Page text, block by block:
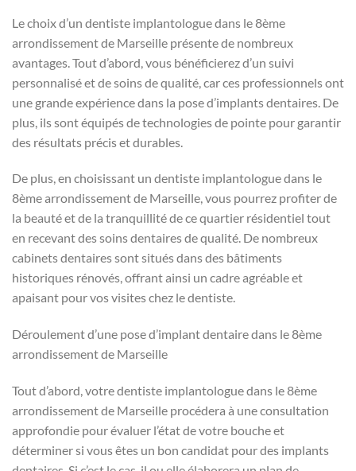
Le choix d’un dentiste implantologue dans le 8ème
arrondissement de Marseille présente de nombreux
avantages. Tout d’abord, vous bénéficierez d’un suivi
personnalisé et de soins de qualité, car ces professionnels ont
une grande expérience dans la pose d’implants dentaires. De
plus, ils sont équipés de technologies de pointe pour garantir
des résultats précis et durables.
De plus, en choisissant un dentiste implantologue dans le
8ème arrondissement de Marseille, vous pourrez profiter de
la beauté et de la tranquillité de ce quartier résidentiel tout
en recevant des soins dentaires de qualité. De nombreux
cabinets dentaires sont situés dans des bâtiments
historiques rénovés, offrant ainsi un cadre agréable et
apaisant pour vos visites chez le dentiste.
Déroulement d’une pose d’implant dentaire dans le 8ème
arrondissement de Marseille
Tout d’abord, votre dentiste implantologue dans le 8ème
arrondissement de Marseille procédera à une consultation
approfondie pour évaluer l’état de votre bouche et
déterminer si vous êtes un bon candidat pour des implants